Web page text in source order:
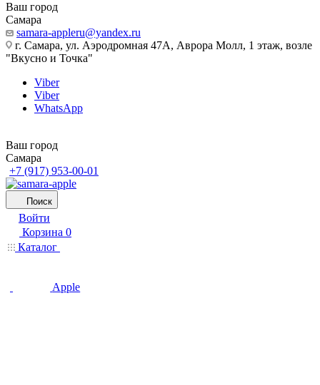
Ваш город
Самара
samara-appleru@yandex.ru
г. Самара, ул. Аэродромная 47А, Аврора Молл, 1 этаж, возле
"Вкусно и Точка"
Viber
Viber
WhatsApp
Ваш город
Самара
+7 (917) 953-00-01
Поиск
Войти
Корзина 0
Каталог
Apple